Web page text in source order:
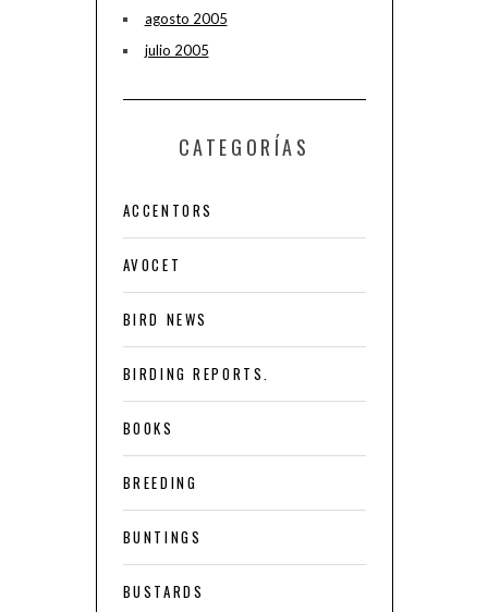
agosto 2005
julio 2005
CATEGORÍAS
ACCENTORS
AVOCET
BIRD NEWS
BIRDING REPORTS.
BOOKS
BREEDING
BUNTINGS
BUSTARDS